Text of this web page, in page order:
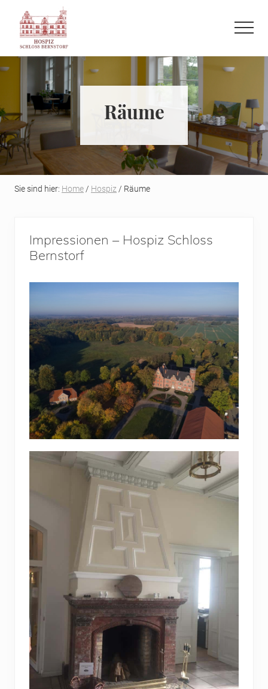
Menu
main
content
primary
sidebar
Refugium
auf
letzten
Reise
Menu
Räume
Sie sind hier: Home / Hospiz / Räume
Impressionen – Hospiz Schloss
Bernstorf